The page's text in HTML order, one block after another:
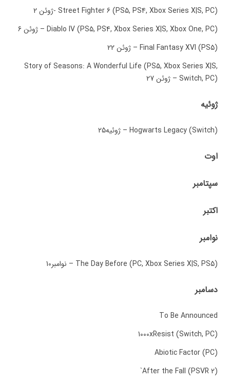
Street Fighter 6 (PS5, PS4, Xbox Series X|S, PC) -ژوئن 2
Diablo IV (PS5, PS4, Xbox Series X|S, Xbox One, PC) – ژوئن 6
Final Fantasy XVI (PS5) – ژوئن 22
Story of Seasons: A Wonderful Life (PS5, Xbox Series X|S,
Switch, PC) – ژوئن 27
ژوئیه
Hogwarts Legacy (Switch) – ژوئیه25
اوت
سپتامبر
اکتبر
نوامبر
The Day Before (PC, Xbox Series X|S, PS5) – نوامبر10
دسامبر
To Be Announced
1000xResist (Switch, PC)
Abiotic Factor (PC)
After the Fall (PSVR 2)`